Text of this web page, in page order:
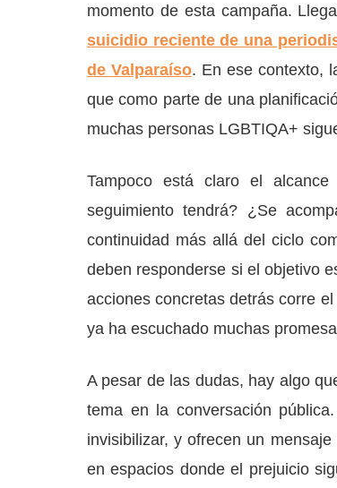
momento de esta campaña.
suicidio reciente de una
de Valparaíso. En ese contexto,
que como parte de una
muchas personas LGBTIQA+
Tampoco está claro el
seguimiento tendrá? ¿Se
continuidad más allá del ciclo
deben responderse si el objetivo
acciones concretas detrás corre
ya ha escuchado muchas
A pesar de las dudas, hay algo
tema en la conversación
invisibilizar, y ofrecen un
en espacios donde el prejuicio